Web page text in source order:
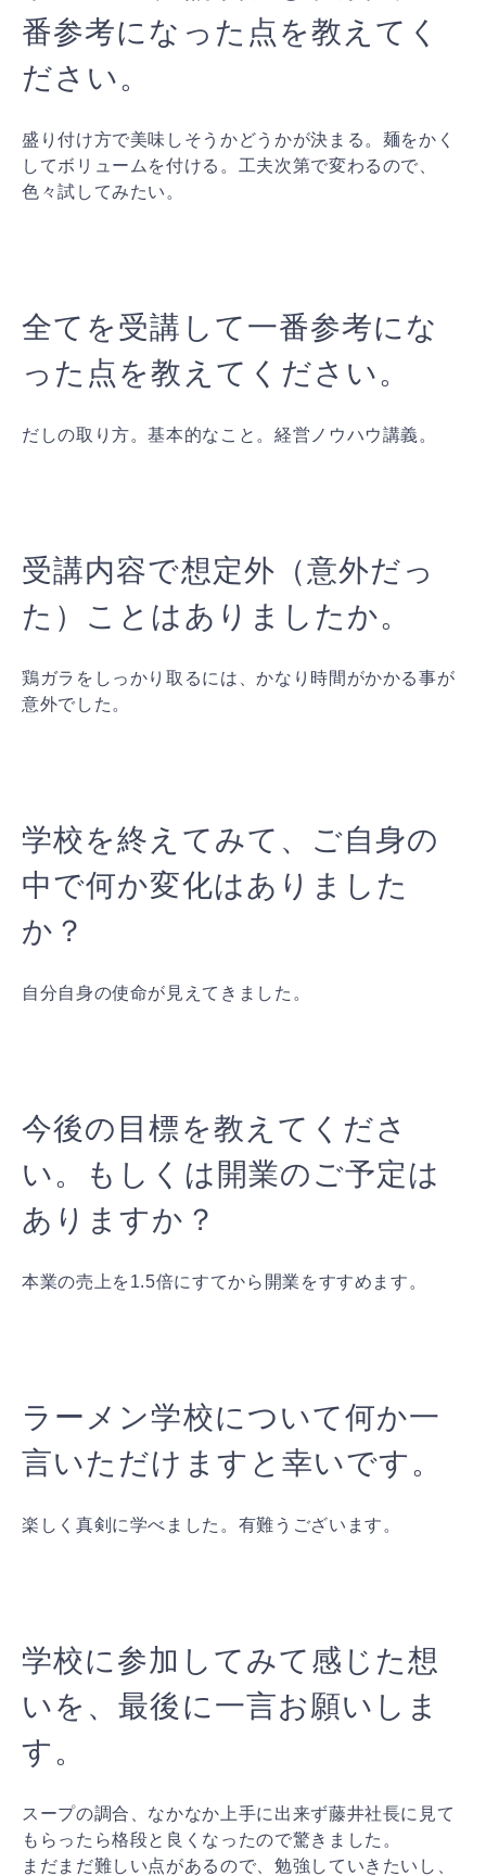
番参考になった点を教えてく
ださい。
盛り付け方で美味しそうかどうかが決まる。麺をかく
してボリュームを付ける。工夫次第で変わるので、
色々試してみたい。
全てを受講して一番参考にな
った点を教えてください。
だしの取り方。基本的なこと。経営ノウハウ講義。
受講内容で想定外（意外だっ
た）ことはありましたか。
鶏ガラをしっかり取るには、かなり時間がかかる事が
意外でした。
学校を終えてみて、ご自身の
中で何か変化はありました
か？
自分自身の使命が見えてきました。
今後の目標を教えてくださ
い。もしくは開業のご予定は
ありますか？
本業の売上を1.5倍にすてから開業をすすめます。
ラーメン学校について何か一
言いただけますと幸いです。
楽しく真剣に学べました。有難うございます。
学校に参加してみて感じた想
いを、最後に一言お願いしま
す。
スープの調合、なかなか上手に出来ず藤井社長に見て
もらったら格段と良くなったので驚きました。
まだまだ難しい点があるので、勉強していきたいし、